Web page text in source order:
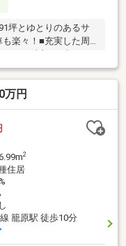
坪とゆとりのあるサ
楽々！■充実した周
鉄道 石原駅まで徒歩
校まで徒歩14分・セキ
不動産部門です。大正
不動産から注文住宅・
ョンのご紹介、さら
合いが出来るよう誠
万円
2
住居
線 籠原駅 徒歩10分